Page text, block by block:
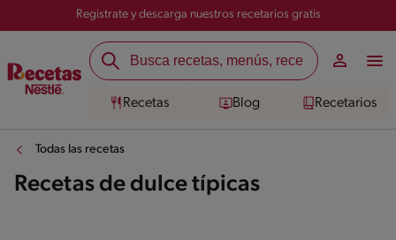
Registrate y descarga nuestros recetarios gratis
Recetas Blog Recetarios
Todas las recetas
Recetas de dulce típicas